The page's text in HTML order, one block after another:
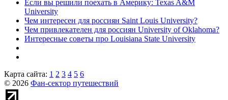
Если вы решили поехать в Америку: Texas A&M
University
Чем интересен для россиян Saint Louis University?
Чем привлекателен для россиян University of Oklahoma?
Интересные советы про Louisiana State University
Карта сайта: 1 2 3 4 5 6
© 2026 Фан-сектор путешествий